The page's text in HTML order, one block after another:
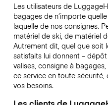
Les utilisateurs de
bagages de n’importe
laquelle de nos consignes.
matériel de ski, de matériel
Autrement dit, quel que soit
satisfaits lui donnent –
valises, consigne à
ce service en toute
vos besoins.